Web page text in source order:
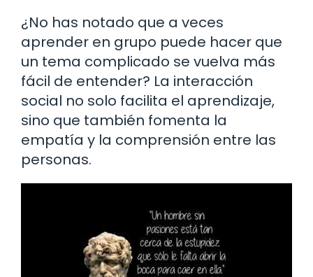
¿No has notado que a veces
aprender en grupo puede hacer que
un tema complicado se vuelva más
fácil de entender? La interacción
social no solo facilita el aprendizaje,
sino que también fomenta la
empatía y la comprensión entre las
personas.